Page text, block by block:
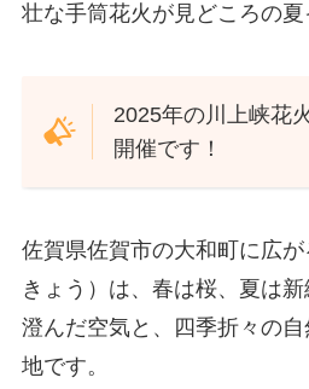
壮な手筒花火が見どころの夏
2025年の川上峡花
開催です！
佐賀県佐賀市の大和町に広
きょう）は、春は桜、夏は
澄んだ空気と、四季折々の
地です。